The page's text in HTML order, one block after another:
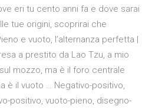
eri tu cento anni fa e dove sarai
tue origini, scoprirai che
e vuoto, l’alternanza perfetta |
a prestito da Lao Tzu, a mio
mozzo, ma è il foro centrale
è il vuoto … Negativo-positivo,
positivo, vuoto-pieno, disegno-